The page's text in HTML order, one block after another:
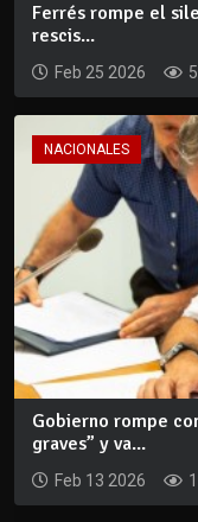
Ferrés rompe el
rescis...
Feb 25 2026
NACIONALES
Gobierno rompe
graves” y va...
Feb 13 2026